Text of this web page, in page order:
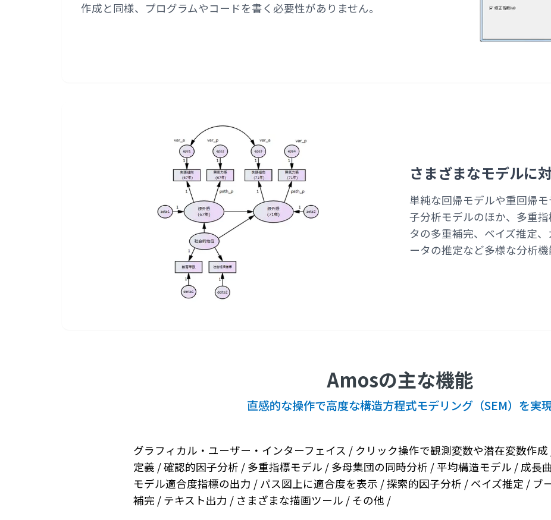
作成と同様、プログラムやコードを書く必要性がありません。
さまざまなモデルに
単純な回帰モデルや重回帰
子分析モデルのほか、多重
タの多重補完、ベイズ推定
ータの推定など多様な分析機
Amosの主な機能
直感的な操作で高度な構造方程式モデリング（SEM）を実
グラフィカル・ユーザー・インターフェイス / クリック操作で観測変数や潜在変数作
定義 / 確認的因子分析 / 多重指標モデル / 多母集団の同時分析 / 平均構造モデル / 成長
モデル適合度指標の出力 / パス図上に適合度を表示 / 探索的因子分析 / ベイズ推定 / ブ
補完 / テキスト出力 / さまざまな描画ツール / その他 /